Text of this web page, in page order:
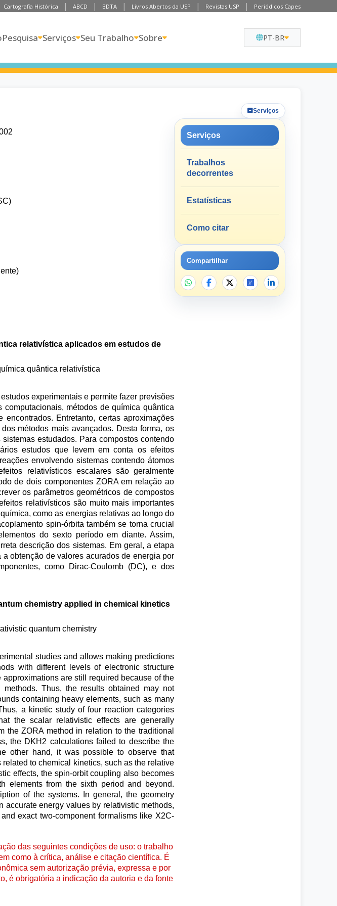
Cartografia Histórica ABCD BDTA Livros Abertos da USP Revistas USP Periódicos Capes
Pesquisa Serviços Seu Trabalho Sobre PT-BR
relativística aplicados em estudos de
quântica relativística
experimentais e permite fazer previsões
métodos de química quântica
Entretanto, certas aproximações
métodos mais avançados. Desta forma, os
estudados. Para compostos contendo
estudos que levem em conta os efeitos
envolvendo sistemas contendo átomos
relativísticos escalares são geralmente
de dois componentes ZORA em relação ao
os parâmetros geométricos de compostos
relativísticos são muito mais importantes
como as energias relativas ao longo do
spin-órbita também se torna crucial
do sexto período em diante. Assim,
descrição dos sistemas. Em geral, a etapa
obtenção de valores acurados de energia por
como Dirac-Coulomb (DC), e dos
chemistry applied in chemical kinetics
quantum chemistry
studies and allows making predictions
with different levels of electronic structure
are still required because of the
Thus, the results obtained may not
containing heavy elements, such as many
a kinetic study of four reaction categories
the scalar relativistic effects are generally
the ZORA method in relation to the traditional
the DKH2 calculations failed to describe the
other hand, it was possible to observe that
to chemical kinetics, such as the relative
effects, the spin-orbit coupling also becomes
elements from the sixth period and beyond.
of the systems. In general, the geometry
accurate energy values by relativistic methods,
exact two-component formalisms like X2C-
das seguintes condições de uso: o trabalho
como à crítica, análise e citação científica. É
sem autorização prévia, expressa e por
é obrigatória a indicação da autoria e da fonte
Serviços
Serviços
Trabalhos
decorrentes
Estatísticas
Como citar
Compartilhar